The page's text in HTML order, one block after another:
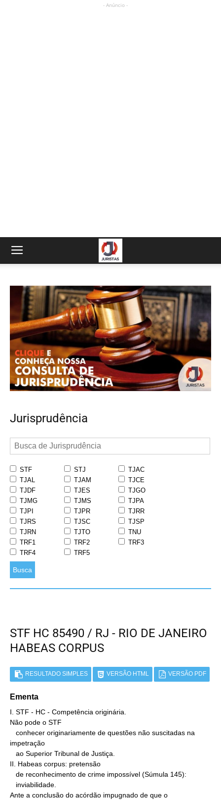
- Anúncio -
Jurisprudência
STF STJ
TJAC
TJAL
TJAM
TJCE
TJDF
TJES
TJGO
TJMG
TJMS
TJPA
TJPI
TJPR
TJRR
TJRS
TJSC
TJSP
TJRN
TJTO
TNU
TRF1
TRF2
TRF3
TRF4
TRF5
Busca
STF HC 85490 / RJ - RIO DE JANEIRO
HABEAS CORPUS
RESULTADO SIMPLES VERSÃO HTML VERSÃO PDF
Ementa
I. STF - HC - Competência originária.
Não pode o STF
impetração
II. Habeas corpus: pretensão
Ante a conclusão do acórdão impugnado de que o